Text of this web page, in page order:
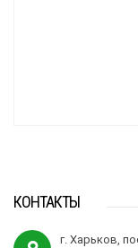
КОНТАКТЫ
г. Харьков,